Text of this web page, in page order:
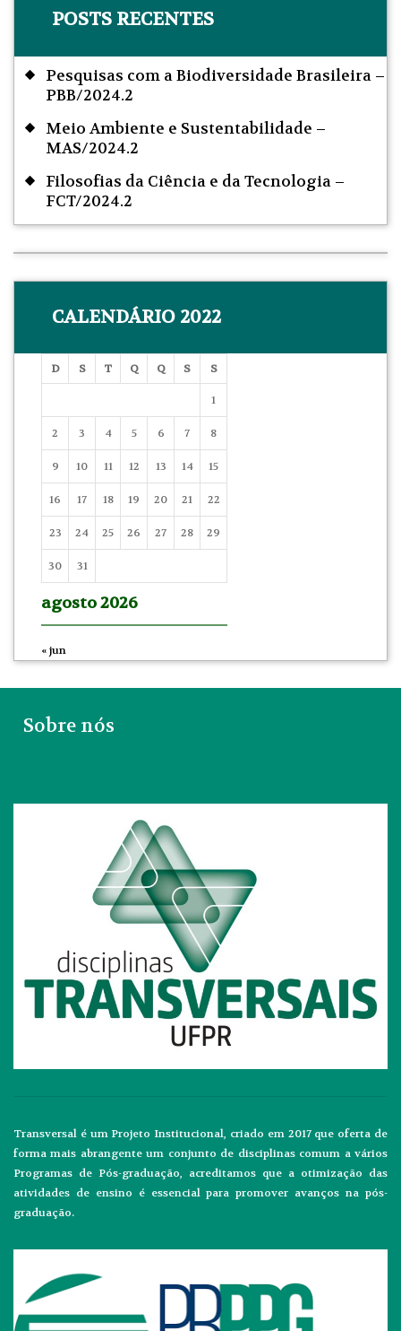
POSTS RECENTES
Pesquisas com a Biodiversidade Brasileira –
PBB/2024.2
Meio Ambiente e Sustentabilidade –
MAS/2024.2
Filosofias da Ciência e da Tecnologia –
FCT/2024.2
CALENDÁRIO 2022
agosto 2026
D S T Q Q S S
1
2 3 4 5 6 7 8
9 10 11 12 13 14 15
16 17 18 19 20 21 22
23 24 25 26 27 28 29
30 31
« jun
Sobre nós
Transversal é um Projeto Institucional, criado em 2017 que oferta de
forma mais abrangente um conjunto de disciplinas comum a vários
Programas de Pós-graduação, acreditamos que a otimização das
atividades de ensino é essencial para promover avanços na pós-
graduação.